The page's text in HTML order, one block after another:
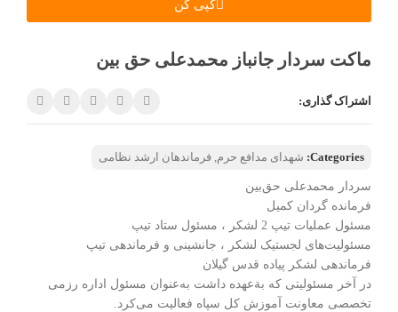
کپی کن
ماکت سردار جانباز محمدعلی حق بین
اشتراک گذاری:
Categories: شهدای مدافع حرم, فرماندهان ارشد نظامی
سردار محمدعلی حق‌بین
فرمانده گردان کمیل
مسئول عملیات تیپ 2 لشکر ، مسئول ستاد تیپ
مسئولیت‌های لجستیک لشکر ، جانشینی و فرماندهی تیپ
فرماندهی لشکر پیاده قدس گیلان
در آخر مسئولیتی که بة‌عهده داشت به‌عنوان مسئول اداره رزمی
تخصصی معاونت آموزش کل سپاه فعالیت می‌کرد.